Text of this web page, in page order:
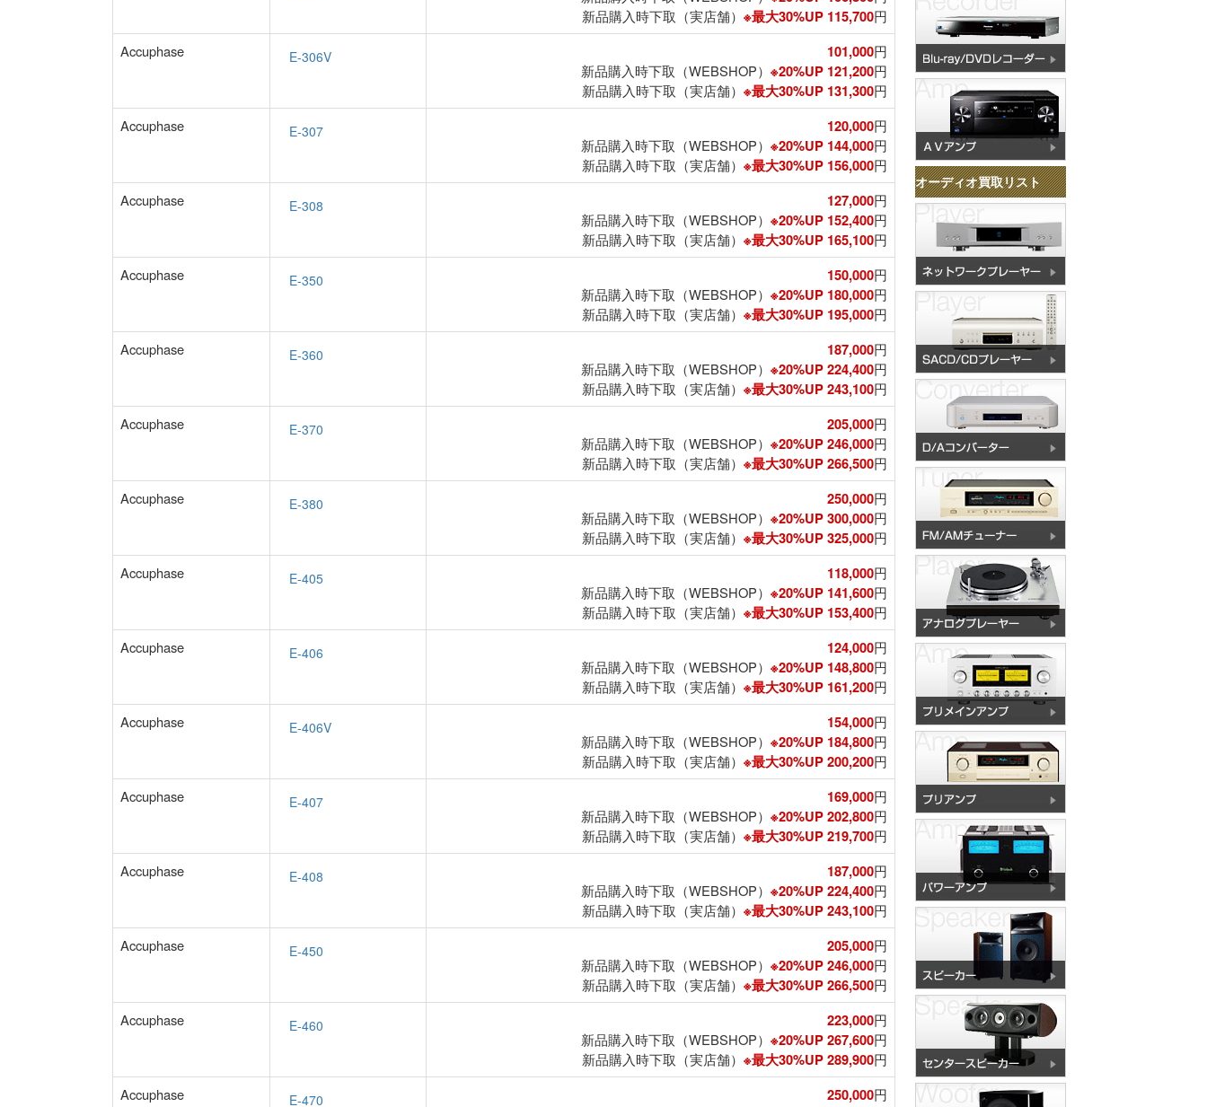
新品購入時下取（実店舗） ※最大30%UP 115,700円
Accuphase
101,000円
新品購入時下取（WEBSHOP） ※20%UP 121,200円
新品購入時下取（実店舗） ※最大30%UP 131,300円
Accuphase
120,000円
新品購入時下取（WEBSHOP） ※20%UP 144,000円
新品購入時下取（実店舗） ※最大30%UP 156,000円
Accuphase
127,000円
新品購入時下取（WEBSHOP） ※20%UP 152,400円
新品購入時下取（実店舗） ※最大30%UP 165,100円
Accuphase
150,000円
新品購入時下取（WEBSHOP） ※20%UP 180,000円
新品購入時下取（実店舗） ※最大30%UP 195,000円
Accuphase
187,000円
新品購入時下取（WEBSHOP） ※20%UP 224,400円
新品購入時下取（実店舗） ※最大30%UP 243,100円
Accuphase
205,000円
新品購入時下取（WEBSHOP） ※20%UP 246,000円
新品購入時下取（実店舗） ※最大30%UP 266,500円
Accuphase
250,000円
新品購入時下取（WEBSHOP） ※20%UP 300,000円
新品購入時下取（実店舗） ※最大30%UP 325,000円
Accuphase
118,000円
新品購入時下取（WEBSHOP） ※20%UP 141,600円
新品購入時下取（実店舗） ※最大30%UP 153,400円
Accuphase
124,000円
新品購入時下取（WEBSHOP） ※20%UP 148,800円
新品購入時下取（実店舗） ※最大30%UP 161,200円
Accuphase
154,000円
新品購入時下取（WEBSHOP） ※20%UP 184,800円
新品購入時下取（実店舗） ※最大30%UP 200,200円
Accuphase
169,000円
新品購入時下取（WEBSHOP） ※20%UP 202,800円
新品購入時下取（実店舗） ※最大30%UP 219,700円
Accuphase
187,000円
新品購入時下取（WEBSHOP） ※20%UP 224,400円
新品購入時下取（実店舗） ※最大30%UP 243,100円
Accuphase
205,000円
新品購入時下取（WEBSHOP） ※20%UP 246,000円
新品購入時下取（実店舗） ※最大30%UP 266,500円
Accuphase
223,000円
新品購入時下取（WEBSHOP） ※20%UP 267,600円
新品購入時下取（実店舗） ※最大30%UP 289,900円
Accuphase
250,000円
オーディオ買取リスト